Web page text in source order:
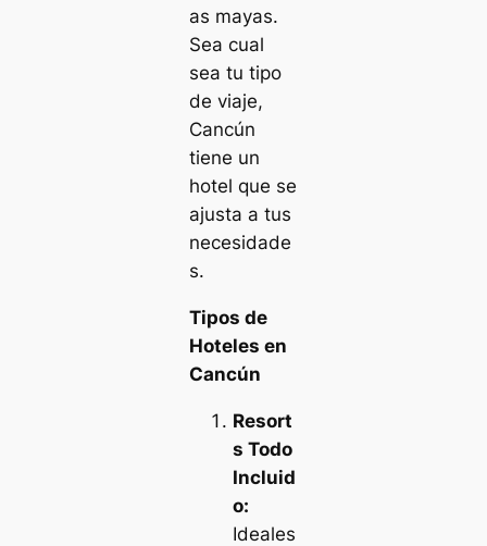
as mayas.
Sea cual
sea tu tipo
de viaje,
Cancún
tiene un
hotel que se
ajusta a tus
necesidade
s.
Tipos de
Hoteles en
Cancún
Resort
s Todo
Incluid
o:
Ideales